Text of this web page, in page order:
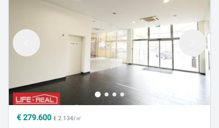
€ 279.600 € 2.134/㎡